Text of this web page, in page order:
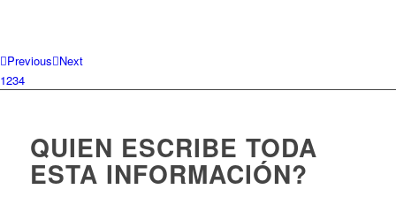
Previous Next
1234
QUIEN ESCRIBE TODA
ESTA INFORMACIÓN?